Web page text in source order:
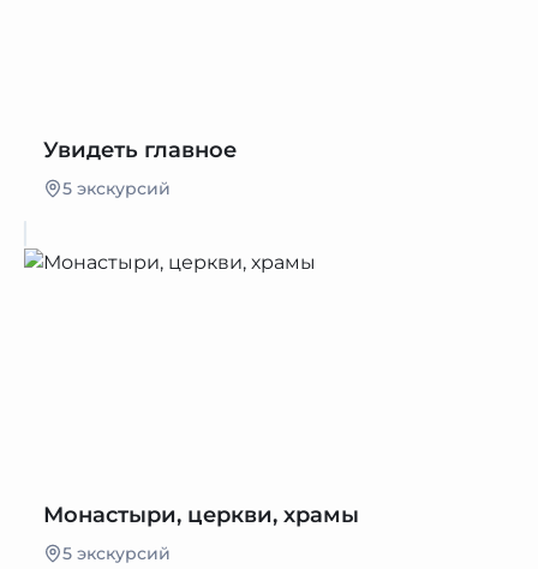
Увидеть главное
5 экскурсий
Монастыри, церкви, храмы
5 экскурсий